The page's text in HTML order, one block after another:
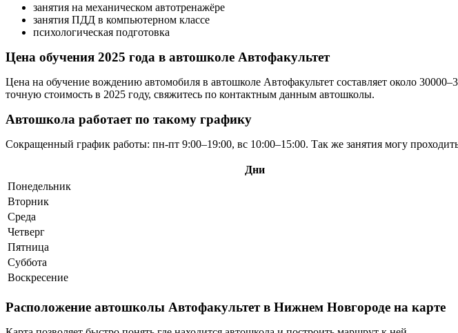
занятия на механическом автотренажёре
занятия ПДД в компьютерном классе
психологическая подготовка
Цена обучения 2025 года в автошколе Автофакультет
Цена на обучение вождению автомобиля в автошколе Автофакультет составляет около
точную стоимость в 2025 году, свяжитесь по контактным данным автошколы.
Автошкола работает по такому графику
Сокращенный график работы: пн-пт 9:00–19:00, вс 10:00–15:00. Так же занятия могу
Дни
Понедельник
Вторник
Среда
Четверг
Пятница
Суббота
Воскресение
Расположение автошколы Автофакультет в Нижнем Новгороде на карте